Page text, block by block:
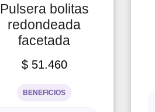
Pulsera bolitas
redondeada
facetada
$51.460
BENEFICIOS